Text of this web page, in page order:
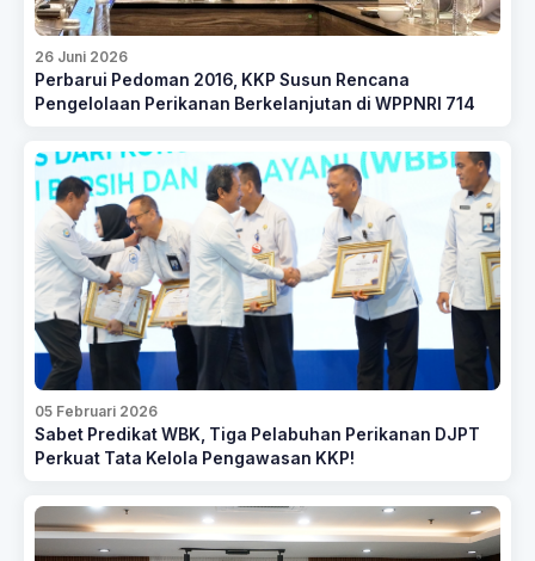
26 Juni 2026
Perbarui Pedoman 2016, KKP Susun Rencana
Pengelolaan Perikanan Berkelanjutan di WPPNRI 714
05 Februari 2026
Sabet Predikat WBK, Tiga Pelabuhan Perikanan DJPT
Perkuat Tata Kelola Pengawasan KKP!